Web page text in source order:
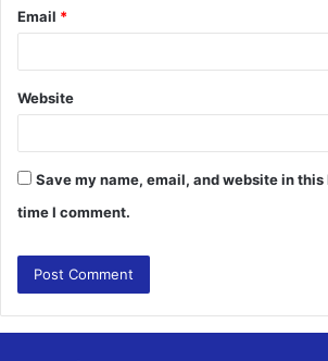
Email *
Website
Save my name, email, and website in
time I comment.